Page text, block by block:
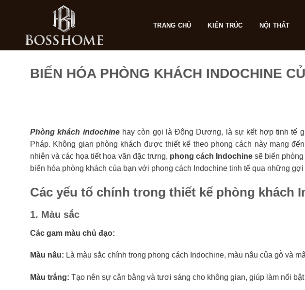
TRANG CHỦ KIẾN TRÚC NỘI THẤT
BIẾN HÓA PHÒNG KHÁCH INDOCHINE
Phòng khách indochinehay còn gọi là Đông Dương, là sự kết hợp tinh tế
Pháp. Không gian phòng khách được thiết kế theo phong cách này mang
nhiên và các họa tiết hoa văn đặc trưng, phong cách Indochine sẽ biến
biến hóa phòng khách của bạn với phong cách Indochine tinh tế qua những gợi
Các yếu tố chính trong thiết kế phòng khách
1. Màu sắc
Các gam màu chủ đạo:
Màu nâu: Là màu sắc chính trong phong cách Indochine, màu nâu của gỗ và
Màu trắng: Tạo nên sự cân bằng và tươi sáng cho không gian, giúp làm nổi bật